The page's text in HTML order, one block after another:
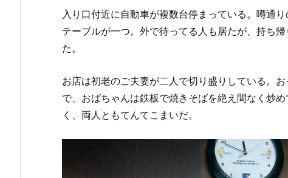
入り口付近に自動車が複数台停まっている。噂通
テーブルが一つ。外で待ってる人も居たが、持ち
た。
お店は初老のご夫妻が二人で切り盛りしている。
で、おばちゃんは鉄板で焼きそばを絶え間なく炒
く、両人ともてんてこまいだ。